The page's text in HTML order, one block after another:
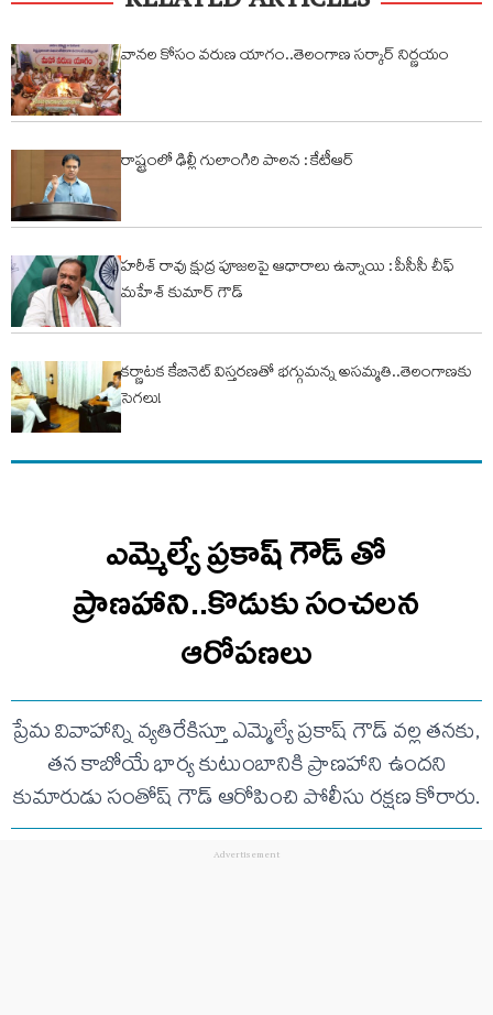
వానల కోసం వరుణ యాగం..తెలంగాణ సర్కార్ నిర్ణయం
రాష్ట్రంలో ఢిల్లీ గులాంగిరి పాలన : కేటీఆర్
హరీశ్ రావు క్షుద్ర పూజలపై ఆధారాలు ఉన్నాయి : పీసీసీ చీఫ్
మహేశ్ కుమార్ గౌడ్
కర్ణాటక కేబినెట్ విస్తరణతో భగ్గుమన్న అసమ్మతి..తెలంగాణకు
సెగలు!
ఎమ్మెల్యే ప్రకాష్ గౌడ్ తో
ప్రాణహాని..కొడుకు సంచలన
ఆరోపణలు
ప్రేమ వివాహాన్ని వ్యతిరేకిస్తూ ఎమ్మెల్యే ప్రకాష్ గౌడ్ వల్ల తనకు,
తన కాబోయే భార్య కుటుంబానికి ప్రాణహాని ఉందని
కుమారుడు సంతోష్ గౌడ్ ఆరోపించి పోలీసు రక్షణ కోరారు.